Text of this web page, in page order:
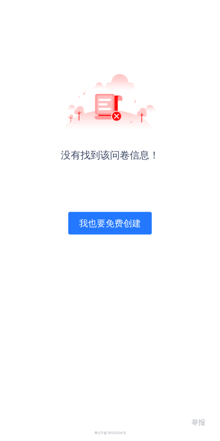
没有找到该问卷信息！
我也要免费创建
粤ICP备19150304号
举报